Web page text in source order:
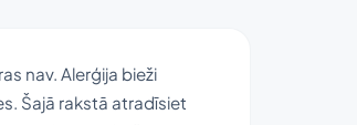
nav. Alerģija bieži
Šajā rakstā atradīsiet